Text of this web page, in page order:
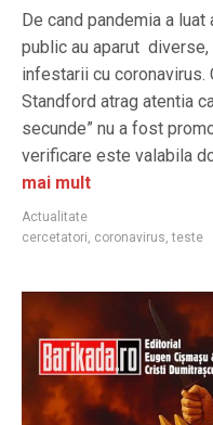
De cand pandemia a
public au aparut
infestarii cu coronavirus.
Standford atrag atentia
secunde” nu a fost
verificare este valabila
mai mult
Actualitate
cercetatori, coronavirus,teste